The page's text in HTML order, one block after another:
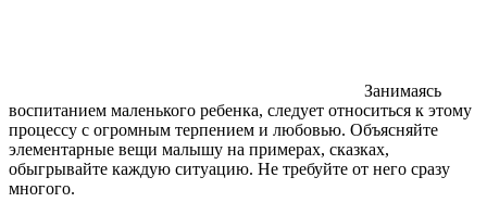
Занимаясь
воспитанием маленького ребенка, следует относиться к этому
процессу с огромным терпением и любовью. Объясняйте
элементарные вещи малышу на примерах, сказках,
обыгрывайте каждую ситуацию. Не требуйте от него сразу
многого.